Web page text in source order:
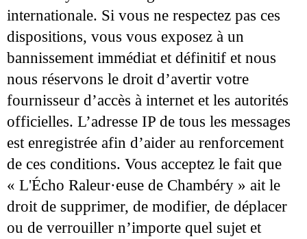
internationale. Si vous ne respectez pas ces
dispositions, vous vous exposez à un
bannissement immédiat et définitif et nous
nous réservons le droit d’avertir votre
fournisseur d’accès à internet et les autorités
officielles. L’adresse IP de tous les messages
est enregistrée afin d’aider au renforcement
de ces conditions. Vous acceptez le fait que
« L'Écho Raleur·euse de Chambéry » ait le
droit de supprimer, de modifier, de déplacer
ou de verrouiller n’importe quel sujet et